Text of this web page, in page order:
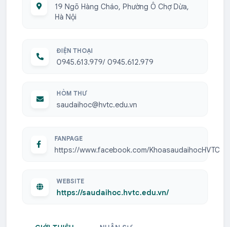
19 Ngõ Hàng Cháo, Phường Ô Chợ Dừa,
Hà Nội
ĐIỆN THOẠI
0945.613.979/ 0945.612.979
HÒM THƯ
saudaihoc@hvtc.edu.vn
FANPAGE
https://www.facebook.com/KhoasaudaihocHVTC
WEBSITE
https://saudaihoc.hvtc.edu.vn/